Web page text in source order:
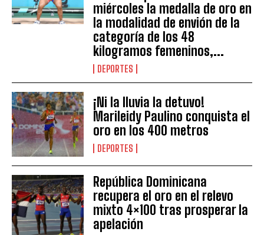
miércoles la medalla de oro en
la modalidad de envión de la
categoría de los 48
kilogramos femeninos,...
DEPORTES
¡Ni la lluvia la detuvo!
Marileidy Paulino conquista el
oro en los 400 metros
DEPORTES
República Dominicana
recupera el oro en el relevo
mixto 4×100 tras prosperar la
apelación